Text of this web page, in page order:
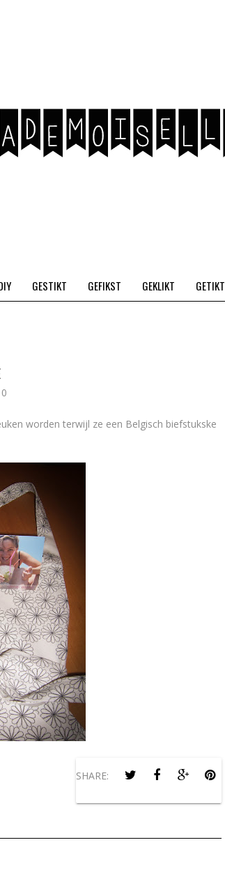
GESTIKT GEFIKST GEKLIKT GETIKT
worden terwijl ze een Belgisch biefstukske
SHARE: